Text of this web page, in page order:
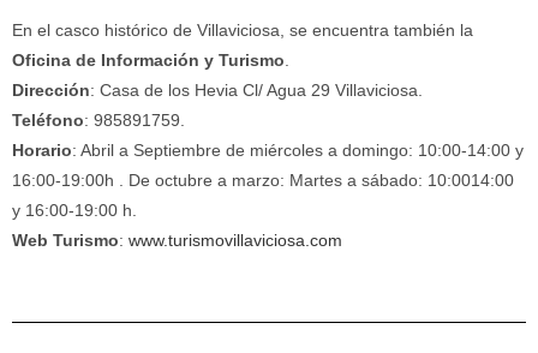
En el casco histórico de Villaviciosa, se encuentra también la
Oficina de Información y Turismo
Dirección: Casa de los Hevia Cl/ Agua 29 Villaviciosa.
Teléfono: 985891759.
Horario: Abril a Septiembre de miércoles a domingo: 10:00-14:00 y
16:00-19:00h . De octubre a marzo: Martes a sábado: 10:0014:00
y 16:00-19:00 h.
Web Turismo: www.turismovillaviciosa.com